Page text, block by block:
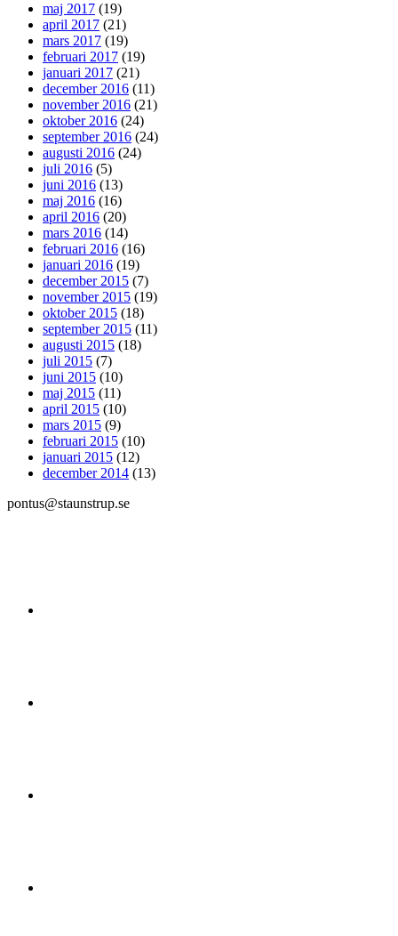
maj 2017 (19)
april 2017 (21)
mars 2017 (19)
februari 2017 (19)
januari 2017 (21)
december 2016 (11)
november 2016 (21)
oktober 2016 (24)
september 2016 (24)
augusti 2016 (24)
juli 2016 (5)
juni 2016 (13)
maj 2016 (16)
april 2016 (20)
mars 2016 (14)
februari 2016 (16)
januari 2016 (19)
december 2015 (7)
november 2015 (19)
oktober 2015 (18)
september 2015 (11)
augusti 2015 (18)
juli 2015 (7)
juni 2015 (10)
maj 2015 (11)
april 2015 (10)
mars 2015 (9)
februari 2015 (10)
januari 2015 (12)
december 2014 (13)
pontus@staunstrup.se